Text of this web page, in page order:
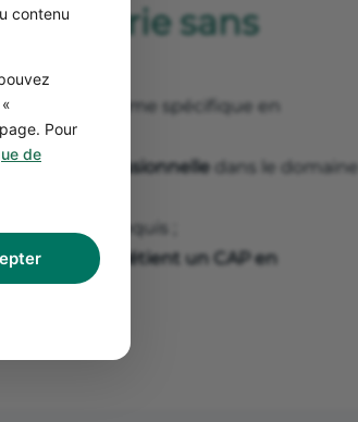
contenu
Pour
de
sans
sans diplôme spécifique en
professionnelle dans le domaine
le diplôme
requis ;
salarié qui détient un CAP en